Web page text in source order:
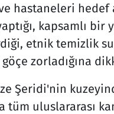
hastaneleri hedef
kapsamlı bir
etnik temizlik
zorladığına
Şeridi'nin
tüm uluslararası